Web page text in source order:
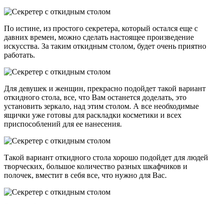
По истине, из простого секретера, который остался еще с
давних времен, можно сделать настоящее произведение
искусства. За таким откидным столом, будет очень приятно
работать.
Для девушек и женщин, прекрасно подойдет такой вариант
откидного стола, все, что Вам останется доделать, это
установить зеркало, над этим столом. А все необходимые
ящички уже готовы для раскладки косметики и всех
приспособлений для ее нанесения.
Такой вариант откидного стола хорошо подойдет для людей
творческих, большое количество разных шкафчиков и
полочек, вместит в себя все, что нужно для Вас.